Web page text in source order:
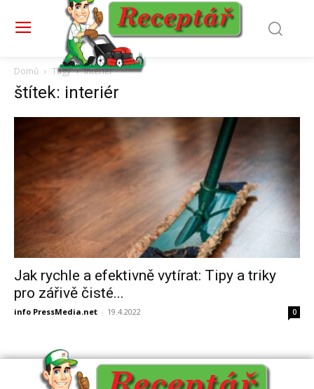
Domů Tagy Interiér
štítek: interiér
Jak rychle a efektivně vytírat: Tipy a triky
pro zářivě čisté...
info PressMedia.net - 19.4.2022 0